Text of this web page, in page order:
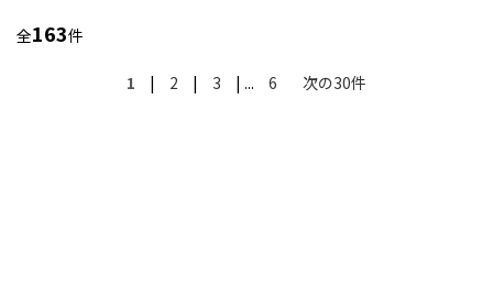
全163件
1 | 2 | 3 | ... 6 次の30件